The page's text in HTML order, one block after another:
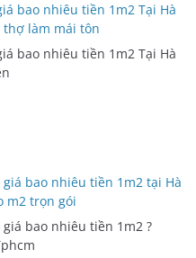
bao nhiêu tiền 1m2 Tại Hà
thợ làm mái tôn
bao nhiêu tiền 1m2 Tại Hà
bao nhiêu tiền 1m2 tại Hà
m2 trọn gói
bao nhiêu tiền 1m2 ?